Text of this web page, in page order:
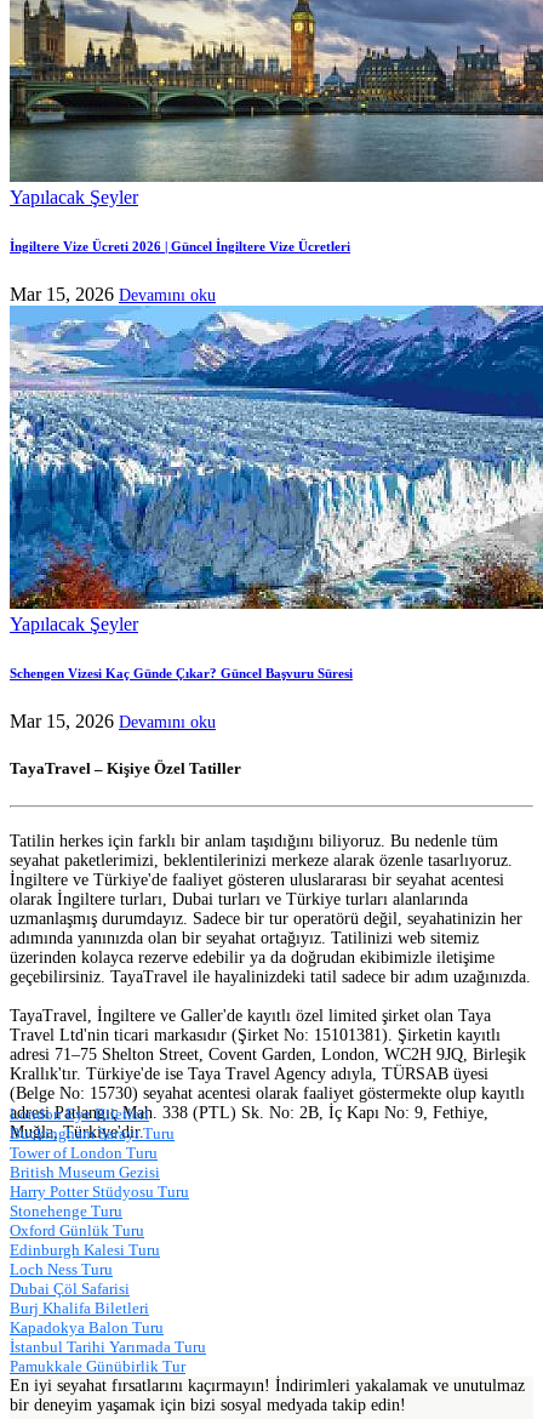
Yapılacak Şeyler
İngiltere Vize Ücreti 2026 | Güncel İngiltere Vize Ücretleri
Mar 15, 2026 Devamını oku
Yapılacak Şeyler
Schengen Vizesi Kaç Günde Çıkar? Güncel Başvuru Süresi
Mar 15, 2026 Devamını oku
TayaTravel – Kişiye Özel Tatiller
Tatilin herkes için farklı bir anlam taşıdığını biliyoruz. Bu nedenle tüm
seyahat paketlerimizi, beklentilerinizi merkeze alarak özenle tasarlıyoruz.
İngiltere ve Türkiye'de faaliyet gösteren uluslararası bir seyahat acentesi
olarak İngiltere turları, Dubai turları ve Türkiye turları alanlarında
uzmanlaşmış durumdayız. Sadece bir tur operatörü değil, seyahatinizin her
adımında yanınızda olan bir seyahat ortağıyız. Tatilinizi web sitemiz
üzerinden kolayca rezerve edebilir ya da doğrudan ekibimizle iletişime
geçebilirsiniz. TayaTravel ile hayalinizdeki tatil sadece bir adım uzağınızda.
TayaTravel, İngiltere ve Galler'de kayıtlı özel limited şirket olan Taya
Travel Ltd'nin ticari markasıdır (Şirket No: 15101381). Şirketin kayıtlı
adresi 71–75 Shelton Street, Covent Garden, London, WC2H 9JQ, Birleşik
Krallık'tır. Türkiye'de ise Taya Travel Agency adıyla, TÜRSAB üyesi
(Belge No: 15730) seyahat acentesi olarak faaliyet göstermekte olup kayıtlı
adresi Patlangıç Mah. 338 (PTL) Sk. No: 2B, İç Kapı No: 9, Fethiye,
Muğla, Türkiye'dir.
London Eye Biletleri
Buckingham Sarayı Turu
Tower of London Turu
British Museum Gezisi
Harry Potter Stüdyosu Turu
Stonehenge Turu
Oxford Günlük Turu
Edinburgh Kalesi Turu
Loch Ness Turu
Dubai Çöl Safarisi
Burj Khalifa Biletleri
Kapadokya Balon Turu
İstanbul Tarihi Yarımada Turu
Pamukkale Günübirlik Tur
En iyi seyahat fırsatlarını kaçırmayın! İndirimleri yakalamak ve unutulmaz
bir deneyim yaşamak için bizi sosyal medyada takip edin!